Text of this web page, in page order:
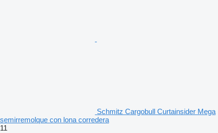
Schmitz Cargobull Curtainsider Mega
semirremolque con lona corredera
11